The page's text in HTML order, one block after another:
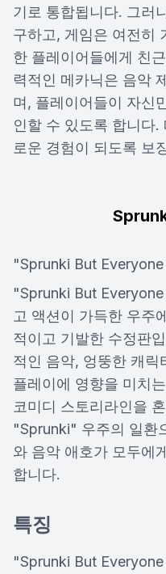
기로 통합됩니다. 그러
구하고, 게임은 여전히
한 플레이어들에게 친
력적인 메카닉은 음악
며, 플레이어들이 자신
인할 수 있도록 합니다.
로운 경험이 되도록 보
"Sprunki But
"Sprunki But
고 액션이 가득한 우주
적이고 기발한 수정판
적인 음악, 엉뚱한 캐릭
플레이에 영향을 미치
코미디 스토리라인을
"Sprunki" 우주의 일환
와 음악 애호가 모두에
합니다.
특징
"Sprunki But